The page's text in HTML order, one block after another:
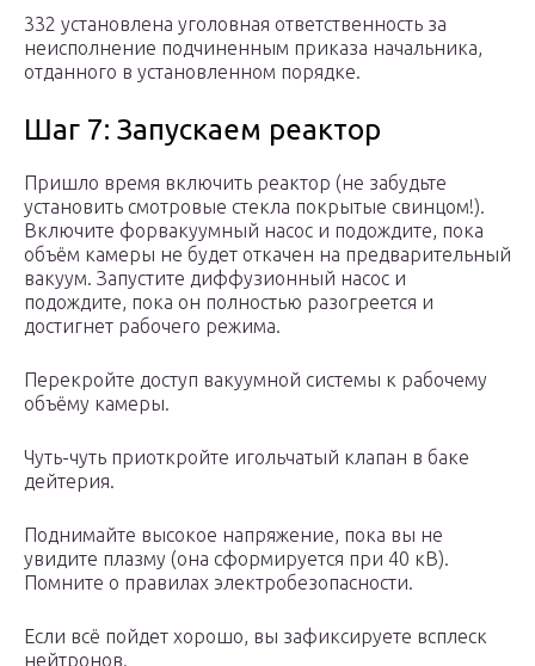
332 установлена уголовная ответственность за
неисполнение подчиненным приказа начальника,
отданного в установленном порядке.
Шаг 7: Запускаем реактор
Пришло время включить реактор (не забудьте
установить смотровые стекла покрытые свинцом!).
Включите форвакуумный насос и подождите, пока
объём камеры не будет откачен на предварительный
вакуум. Запустите диффузионный насос и
подождите, пока он полностью разогреется и
достигнет рабочего режима.
Перекройте доступ вакуумной системы к рабочему
объёму камеры.
Чуть-чуть приоткройте игольчатый клапан в баке
дейтерия.
Поднимайте высокое напряжение, пока вы не
увидите плазму (она сформируется при 40 кВ).
Помните о правилах электробезопасности.
Если всё пойдет хорошо, вы зафиксируете всплеск
нейтронов.